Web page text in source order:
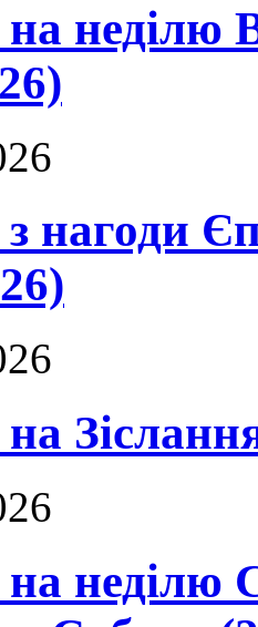
неділю
нагоди
неділю